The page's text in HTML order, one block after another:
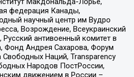
федерация Канады,
научный центр им Вудро
Возрождение, Всеукраинский
антивоенный комитет в
Фонд Андрея Сахарова, Форум
Свободных Наций, Transparеncy
Народов ПостРоссии,
движением в России –